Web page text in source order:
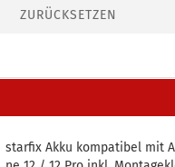
ZURÜCKSETZEN
star­fix Akku kom­pa­ti­bel mit